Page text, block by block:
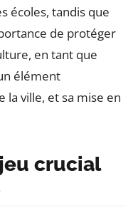
écoles, tandis que
de protéger
en tant que
élément
la ville, et sa mise en
crucial